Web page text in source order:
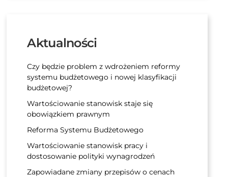
Aktualności
Czy będzie problem z wdrożeniem reformy
systemu budżetowego i nowej klasyfikacji
budżetowej?
Wartościowanie stanowisk staje się
obowiązkiem prawnym
Reforma Systemu Budżetowego
Wartościowanie stanowisk pracy i
dostosowanie polityki wynagrodzeń
Zapowiadane zmiany przepisów o cenach